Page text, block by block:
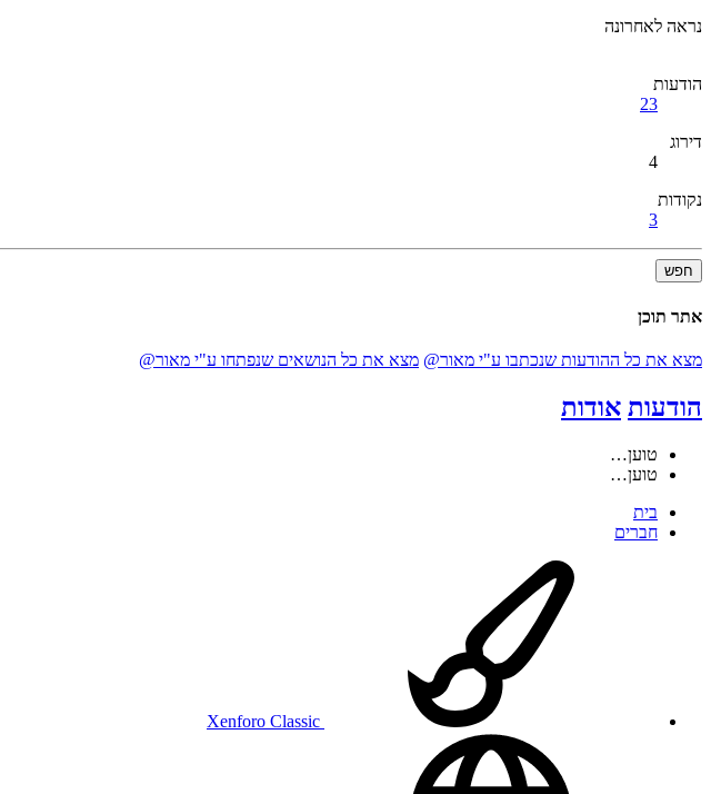
נראה לאחרונה
הודעות
23
דירוג
4
נקודות
3
חפש
אתר תוכן
מצא את כל ההודעות שנכתבו ע"י מאור@ מצא את כל הנושאים שנפתחו ע"י מאור@
הודעות אודות
טוען…
טוען…
בית
חברים